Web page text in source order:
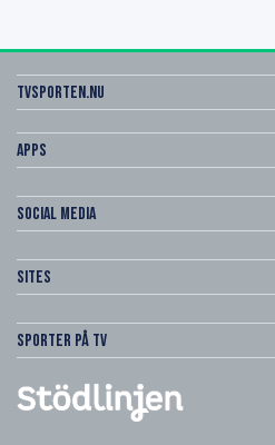
Tvsporten.nu
Apps
Social Media
Sites
Sporter på TV